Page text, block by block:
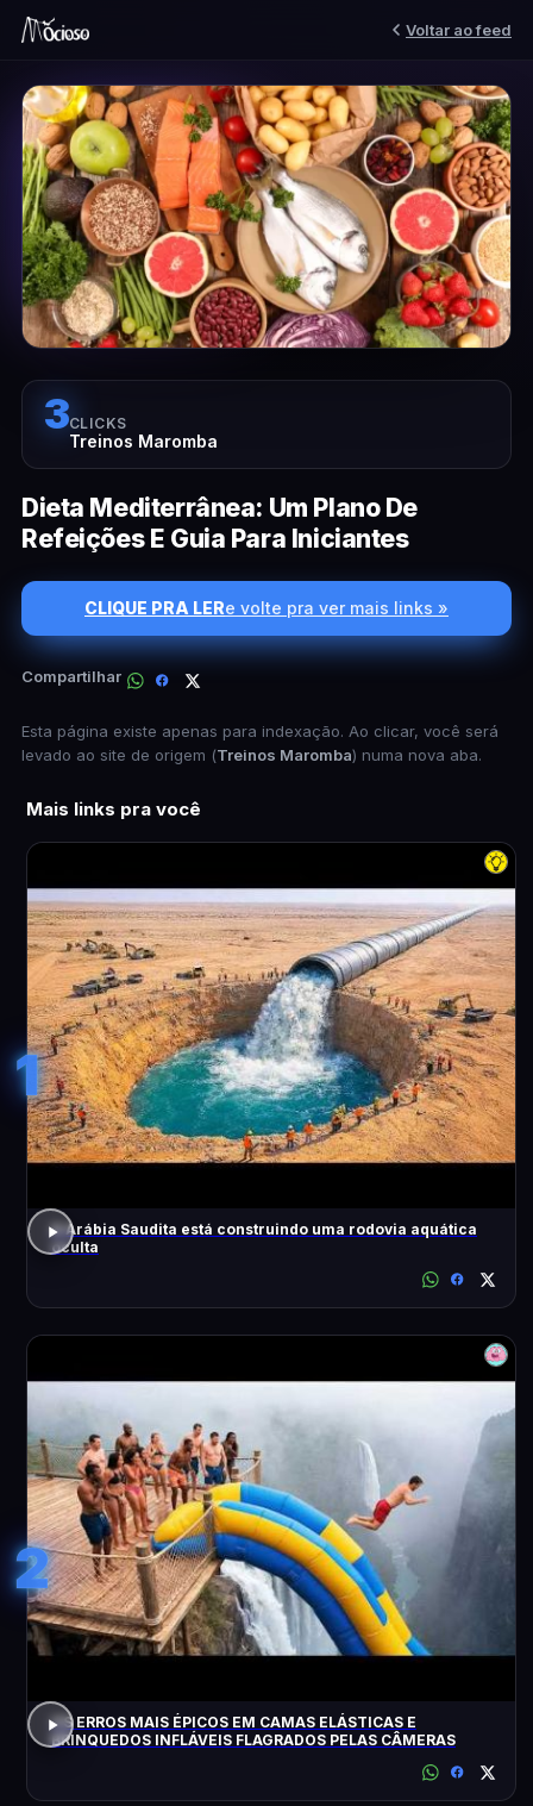
Voltar ao feed
3CLICKS
Treinos Maromba
Dieta Mediterrânea: Um Plano De
Refeições E Guia Para Iniciantes
CLIQUE PRA LERe volte pra ver mais links »
Compartilhar
Esta página existe apenas para indexação. Ao clicar, você será
levado ao site de origem (Treinos Maromba) numa nova aba.
Mais links pra você
1
A Arábia Saudita está construindo uma rodovia aquática
oculta
2
OS ERROS MAIS ÉPICOS EM CAMAS ELÁSTICAS E
BRINQUEDOS INFLÁVEIS FLAGRADOS PELAS CÂMERAS